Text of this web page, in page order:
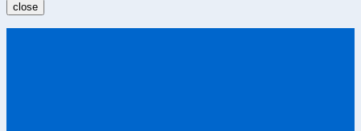
close